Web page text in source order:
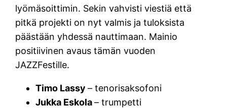
lyömäsoittimin. Sekin vahvisti viestiä että
pitkä projekti on nyt valmis ja tuloksista
päästään yhdessä nauttimaan. Mainio
positiivinen avaus tämän vuoden
JAZZFestille.
Timo Lassy– tenorisaksofoni
Jukka Eskola– trumpetti